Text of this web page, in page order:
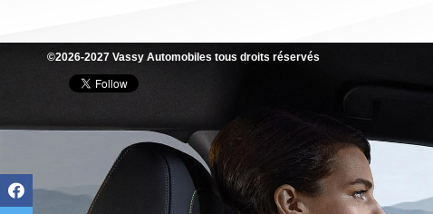
©2026-2027 Vassy Automobiles tous droits réservés